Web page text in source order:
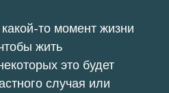
то момент жизни
жить
это будет
случая или